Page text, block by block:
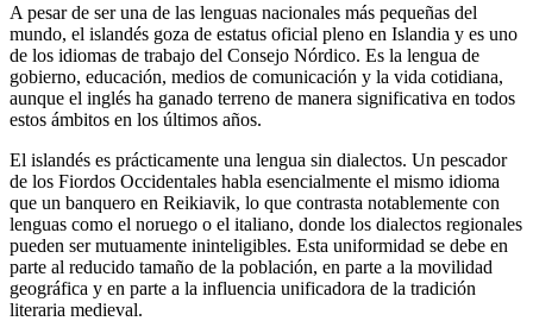
A pesar de ser una de las lenguas nacionales más pequeñas del
mundo, el islandés goza de estatus oficial pleno en Islandia y es uno
de los idiomas de trabajo del Consejo Nórdico. Es la lengua de
gobierno, educación, medios de comunicación y la vida cotidiana,
aunque el inglés ha ganado terreno de manera significativa en todos
estos ámbitos en los últimos años.
El islandés es prácticamente una lengua sin dialectos. Un pescador
de los Fiordos Occidentales habla esencialmente el mismo idioma
que un banquero en Reikiavik, lo que contrasta notablemente con
lenguas como el noruego o el italiano, donde los dialectos regionales
pueden ser mutuamente ininteligibles. Esta uniformidad se debe en
parte al reducido tamaño de la población, en parte a la movilidad
geográfica y en parte a la influencia unificadora de la tradición
literaria medieval.